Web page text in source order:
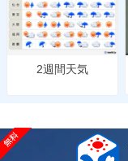
2週間天気